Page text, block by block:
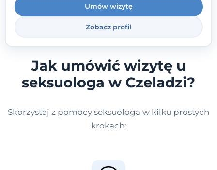
wsparcie. Nie obiecuję łatwych rozwiązań -
ale mogę obiecać, że będę po Twojej
Umów wizytę
Zobacz profil
Jak umówić wizytę u
seksuologa w Czeladzi?
Skorzystaj z pomocy seksuologa w kilku prostych
krokach: